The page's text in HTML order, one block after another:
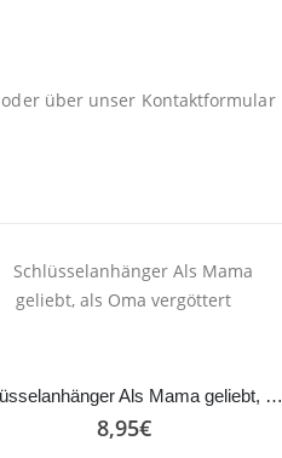
oder über unser Kontaktformular
Schlüsselanhänger Als Mama geliebt, als Oma vergöttert
8,95€